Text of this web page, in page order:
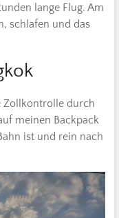
lange Flug. Am
schlafen und das
Zollkontrolle durch
meinen Backpack
ist und rein nach